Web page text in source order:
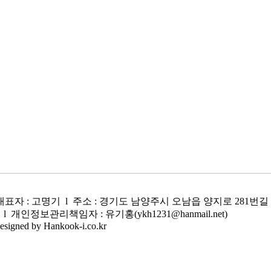
자 : 고명기 l 주소 : 경기도 남양주시 오남읍 양지로 281번길
개인정보관리책임자 : 유기홍(ykh1231@hanmail.net)
by Hankook-i.co.kr